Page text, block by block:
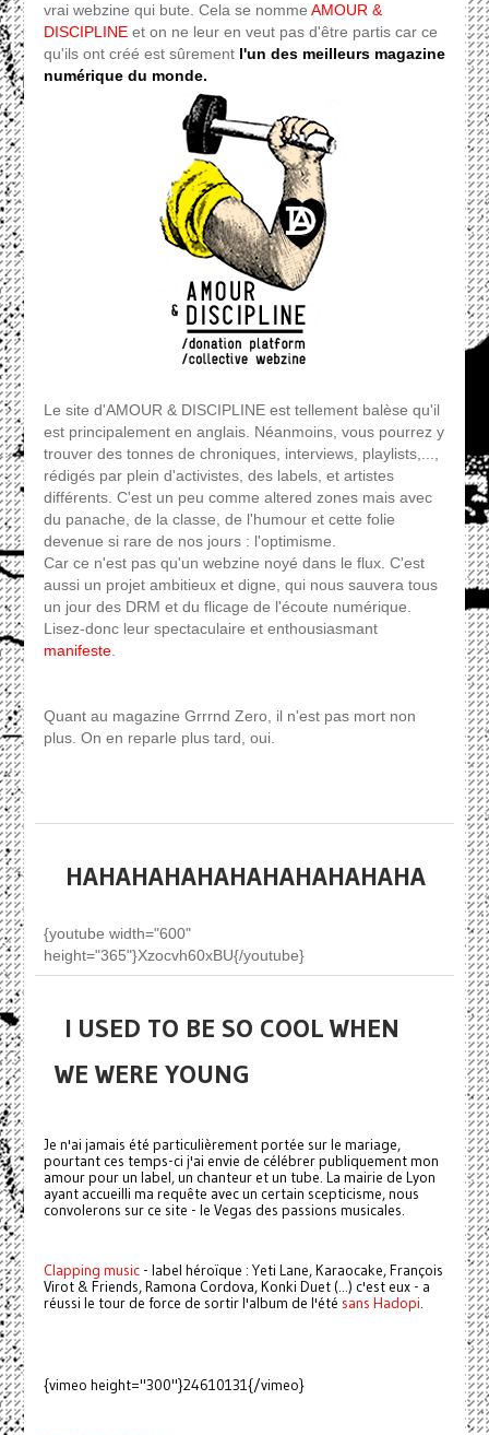
vrai webzine qui bute. Cela se nomme AMOUR &
DISCIPLINEet on ne leur en veut pas d'être partis car ce
qu'ils ont créé est sûrement l'un des meilleurs magazine
numérique du monde.
Le site d'AMOUR & DISCIPLINE est tellement balèse qu'il
est principalement en anglais. Néanmoins, vous pourrez y
trouver des tonnes de chroniques, interviews, playlists,...,
rédigés par plein d'activistes, des labels, et artistes
différents. C'est un peu comme altered zones mais avec
du panache, de la classe, de l'humour et cette folie
devenue si rare de nos jours : l'optimisme.
Car ce n'est pas qu'un webzine noyé dans le flux. C'est
aussi un projet ambitieux et digne, qui nous sauvera tous
un jour des DRM et du flicage de l'écoute numérique.
Lisez-donc leur spectaculaire et enthousiasmant
manifeste.
Quant au magazine Grrrnd Zero, il n'est pas mort non
plus. On en reparle plus tard, oui.
HAHAHAHAHAHAHAHAHAHAHA
{youtube width="600"
height="365"}Xzocvh60xBU{/youtube}
I USED TO BE SO COOL WHEN
WE WERE YOUNG
Je n'ai jamais été particulièrement portée sur le mariage,
pourtant ces temps-ci j'ai envie de célébrer publiquement mon
amour pour un label, un chanteur et un tube. La mairie de Lyon
ayant accueilli ma requête avec un certain scepticisme, nous
convolerons sur ce site - le Vegas des passions musicales.
Clapping music- label héroïque : Yeti Lane, Karaocake, François
Virot & Friends, Ramona Cordova, Konki Duet (...) c'est eux - a
réussi le tour de force de sortir l'album de l'été sans Hadopi.
{vimeo height="300"}24610131{/vimeo}